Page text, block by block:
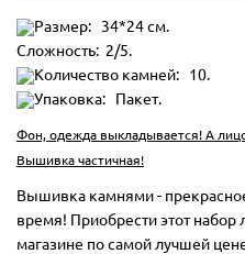
Размер: 34*24 см.
Сложность: 2/5.
Количество камней: 10.
Упаковка: Пакет.
Фон, одежда выкладывается! А
Вышивка частичная!
Вышивка камнями -
время! Приобрести этот набор
магазине по самой лучшей